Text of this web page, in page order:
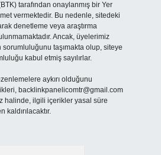
tarafından onaylanmış bir Yer
vermektedir. Bu nedenle, sitedeki
denetleme veya araştırma
Ancak, üyelerimiz
sorumluluğunu taşımakta olup, siteye
kabul etmiş sayılırlar.
aykırı olduğunu
backlinkpanelicomtr@gmail.com
halinde, ilgili içerikler yasal süre
kaldırılacaktır.